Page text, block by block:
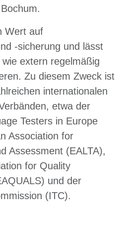
Wert auf
-sicherung und lässt
extern regelmäßig
Zu diesem Zweck ist
internationalen
etwa der
Testers in Europe
Association for
Assessment (EALTA),
for Quality
und der
(ITC).